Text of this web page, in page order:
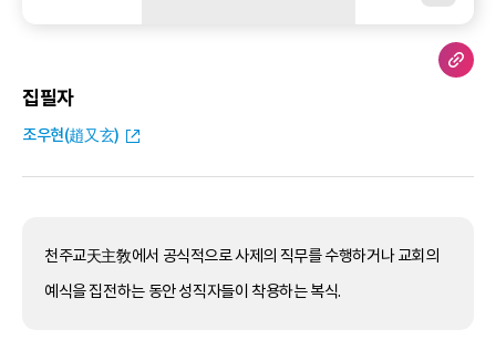
집필자
조우현(趙又玄)
천주교天主敎에서 공식적으로 사제의 직무를 수행하거나 교회의
예식을 집전하는 동안 성직자들이 착용하는 복식.